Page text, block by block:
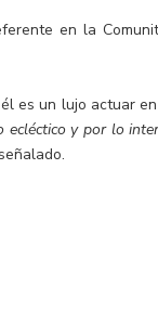
en la
es un lujo actuar
y por lo